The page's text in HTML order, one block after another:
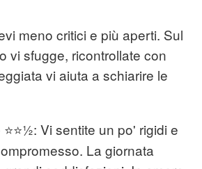
meno critici e più aperti. Sul
vi sfugge, ricontrollate con
vi aiuta a schiarire le
⭐⭐½: Vi sentite un po' rigidi e
La giornata